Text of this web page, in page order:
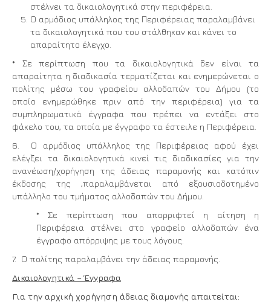
στέλνει τα δικαιολογητικά στην περιφέρεια.
Ο αρμόδιος υπάλληλος της Περιφέρειας παραλαμβάνει
τα δικαιολογητικά που του στάλθηκαν και κάνει το
απαραίτητο έλεγχο.
* Σε περίπτωση που τα δικαιολογητικά δεν είναι τα
απαραίτητα η διαδικασία τερματίζεται και ενημερώνεται ο
πολίτης μέσω του γραφείου αλλοδαπών του Δήμου (το
οποίο ενημερώθηκε πριν από την περιφέρεια) για τα
συμπληρωματικά έγγραφα που πρέπει να εντάξει στο
φάκελο του, τα οποία με έγγραφο τα έστειλε η Περιφέρεια.
6. Ο αρμόδιος υπάλληλος της Περιφέρειας αφού έχει
ελέγξει τα δικαιολογητικά κινεί τις διαδικασίες για την
ανανέωση/χορήγηση της άδειας παραμονής και κατόπιν
έκδοσης της ,παραλαμβάνεται από εξουσιοδοτημένο
υπάλληλο του τμήματος αλλοδαπών του Δήμου.
* Σε περίπτωση που απορριφτεί η αίτηση η
Περιφέρεια στέλνει στο γραφείο αλλοδαπών ένα
έγγραφο απόρριψης με τους λόγους.
7. Ο πολίτης παραλαμβάνει την άδειας παραμονής.
Δικαιολογητικά – Έγγραφα
Για την αρχική χορήγηση άδειας διαμονής απαιτείται: